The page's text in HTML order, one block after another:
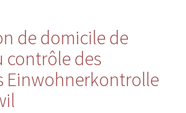
de domicile de
contrôle des
Einwohnerkontrolle